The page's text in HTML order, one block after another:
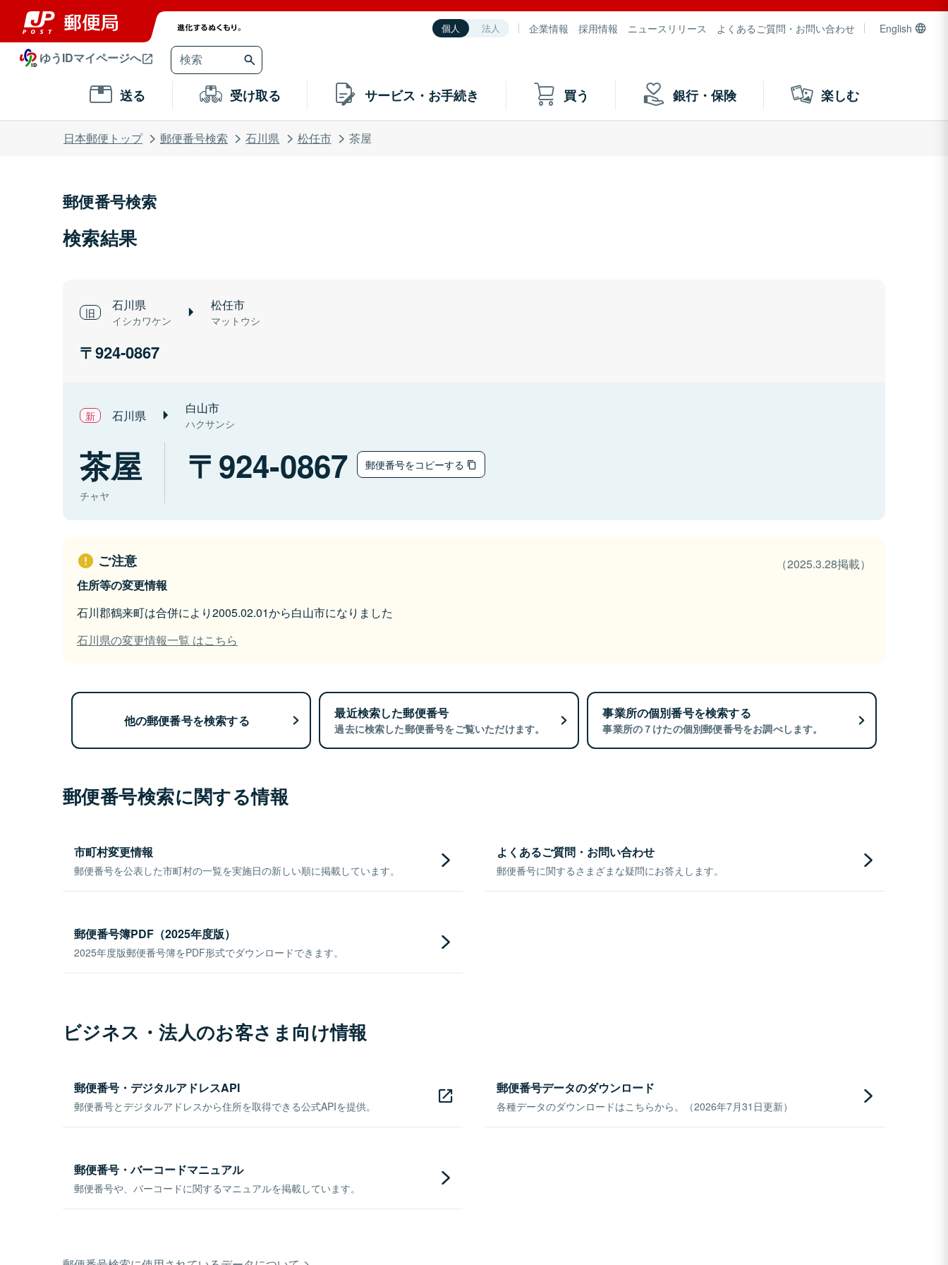
個人 法人 企業情報 採用情報 ニュースリリース よくあるご質問・お問い合わせ English
ゆうIDマイページへ
送る 受け取る サービス・お手続き 買う 銀行・保険 楽しむ
日本郵便トップ 郵便番号検索 石川県 松任市 茶屋
郵便番号検索
検索結果
石川県
イシカワケン
松任市
マットウシ
924-0867
石川県 白山市
ハクサンシ
茶屋
チャヤ
924-0867 郵便番号をコピーする
ご注意
（2025.3.28掲載）
住所等の変更情報
石川郡鶴来町は合併により2005.02.01から白山市になりました
石川県の変更情報一覧 はこちら
他の郵便番号を検索する 最近検索した郵便番号
過去に検索した郵便番号をご覧いただけます。
事業所の個別番号を検索する
事業所の７けたの個別郵便番号をお調べします。
郵便番号検索に関する情報
市町村変更情報
郵便番号を公表した市町村の一覧を実施日の新しい順に掲載しています。
よくあるご質問・お問い合わせ
郵便番号に関するさまざまな疑問にお答えします。
郵便番号簿PDF（2025年度版）
2025年度版郵便番号簿をPDF形式でダウンロードできます。
ビジネス・法人のお客さま向け情報
郵便番号・デジタルアドレスAPI
郵便番号とデジタルアドレスから住所を取得できる公式APIを提供。
郵便番号データのダウンロード
各種データのダウンロードはこちらから。（2026年7月31日更新）
郵便番号・バーコードマニュアル
郵便番号や、バーコードに関するマニュアルを掲載しています。